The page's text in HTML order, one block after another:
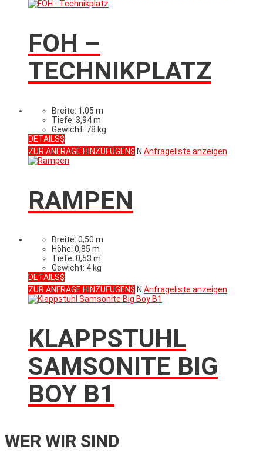
FOH –
TECHNIKPLATZ
Breite: 1,05 m
Tiefe: 3,94 m
Gewicht: 78 kg
DETAILS
ZUR ANFRAGE HINZUFÜGEN
N Anfrageliste anzeigen
RAMPEN
Breite: 0,50 m
Höhe: 0,85 m
Tiefe: 0,53 m
Gewicht: 4 kg
DETAILS
ZUR ANFRAGE HINZUFÜGEN
N Anfrageliste anzeigen
KLAPPSTUHL
SAMSONITE BIG
BOY B1
WER WIR SIND